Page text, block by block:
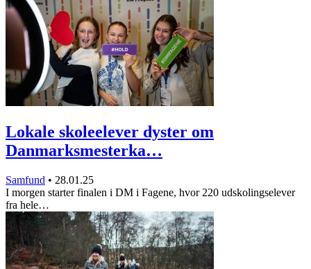
Lokale skoleelever dyster om
Danmarksmesterka…
Samfund • 28.01.25
I morgen starter finalen i DM i Fagene, hvor 220 udskolingselever
fra hele…